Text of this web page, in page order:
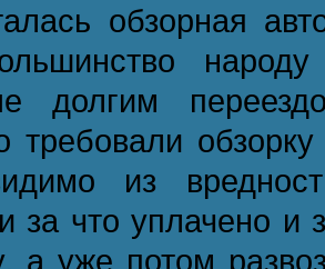
обзорная
долгим
требовали
из
за что уплачено и